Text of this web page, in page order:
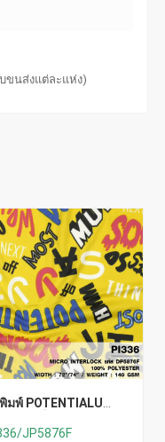
ขนส่งแต่ละแห่ง)
มพ์ POTENTIALU
JP5876F